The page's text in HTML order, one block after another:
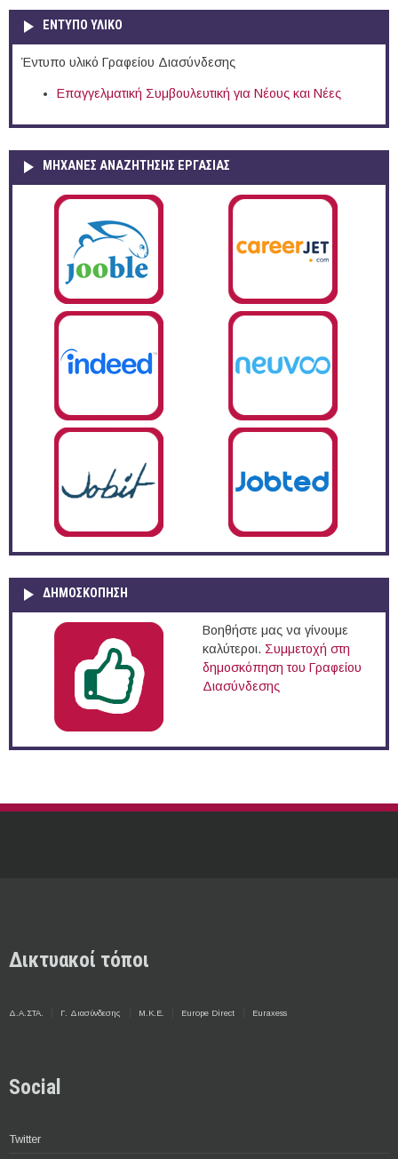
ΕΝΤΥΠΟ ΥΛΙΚΟ
Έντυπο υλικό Γραφείου Διασύνδεσης
Επαγγελματική Συμβουλευτική για Νέους και Νέες
ΜΗΧΑΝΕΣ ΑΝΑΖΗΤΗΣΗΣ ΕΡΓΑΣΙΑΣ
ΔΗΜΟΣΚΌΠΗΣΗ
Βοηθήστε μας να γίνουμε
καλύτεροι. Συμμετοχή στη
δημοσκόπηση του Γραφείου
Διασύνδεσης
Δικτυακοί τόποι
Δ.Α.ΣΤΑ. Γ. Διασύνδεσης Μ.Κ.Ε. Europe Direct Euraxess
Social
Twitter